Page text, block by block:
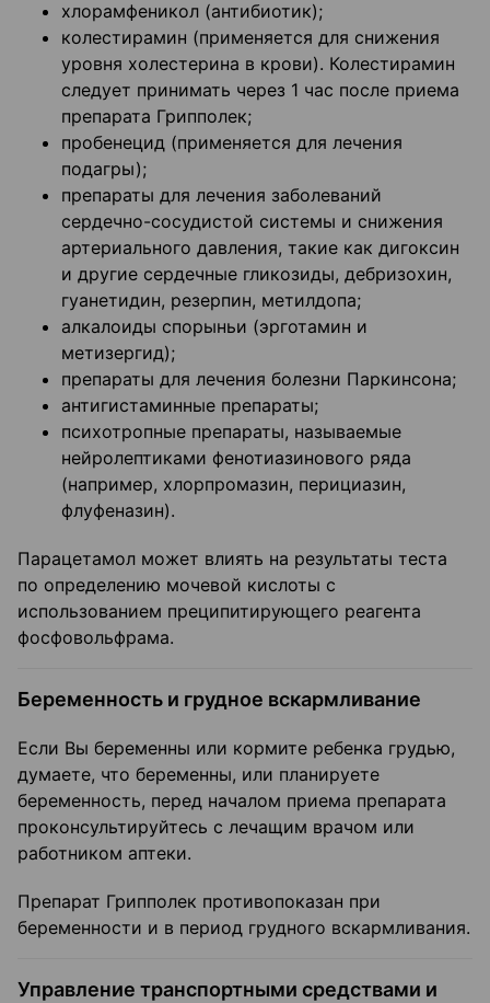
хлорамфеникол (антибиотик);
колестирамин (применяется для снижения
уровня холестерина в крови). Колестирамин
следует принимать через 1 час после приема
препарата Грипполек;
пробенецид (применяется для лечения
подагры);
препараты для лечения заболеваний
сердечно-сосудистой системы и снижения
артериального давления, такие как дигоксин
и другие сердечные гликозиды, дебризохин,
гуанетидин, резерпин, метилдопа;
алкалоиды спорыньи (эрготамин и
метизергид);
препараты для лечения болезни Паркинсона;
антигистаминные препараты;
психотропные препараты, называемые
нейролептиками фенотиазинового ряда
(например, хлорпромазин, перициазин,
флуфеназин).
Парацетамол может влиять на результаты теста
по определению мочевой кислоты с
использованием преципитирующего реагента
фосфовольфрама.
Беременность и грудное вскармливание
Если Вы беременны или кормите ребенка грудью,
думаете, что беременны, или планируете
беременность, перед началом приема препарата
проконсультируйтесь с лечащим врачом или
работником аптеки.
Препарат Грипполек противопоказан при
беременности и в период грудного вскармливания.
Управление транспортными средствами и